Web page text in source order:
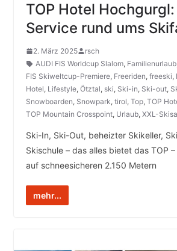
TOP Hotel
Service rund ums
2. März 2025
rsch
AUDI FIS Worldcup Slalom, Familienurlaub
FIS Skiweltcup-Premiere, Freeriden, freeski,
Hotel, Lifestyle, Ötztal, ski, Ski-in, Ski-out,
Snowboarden, Snowpark, tirol, Top, TOP
TOP Mountain Crosspoint, Urlaub, XXL-
Ski-In, Ski-Out, beheizter Skikeller,
Skischule – das alles bietet das TOP
auf schneesicheren 2.150 Metern
mehr...